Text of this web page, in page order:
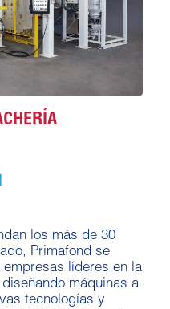
los más de 30
Primafond se
líderes en la
máquinas a
tecnologías y